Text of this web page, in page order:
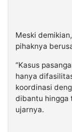
Meski
pihaknya
“Kasus
hanya
koordinasi
dibantu hingga
ujarnya.